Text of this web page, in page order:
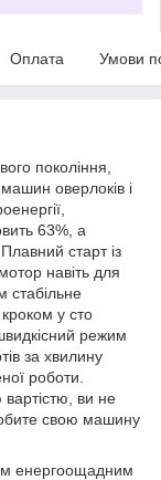
Оплата Умови
покоління,
оверлоків і
63%, а
старт із
навіть для
стабільне
у сто
режим
за хвилину
роботи.
ви не
свою машину
енергоощадним